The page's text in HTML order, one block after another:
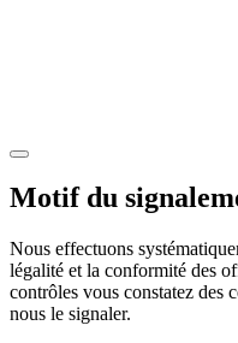
Motif du
Nous effectuons
légalité et la conformité des
contrôles vous constatez des
nous le signaler.